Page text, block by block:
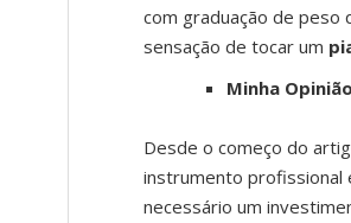
com graduação de peso
sensação de tocar um
Minha Opinião
Desde o começo do
instrumento profissional
necessário um